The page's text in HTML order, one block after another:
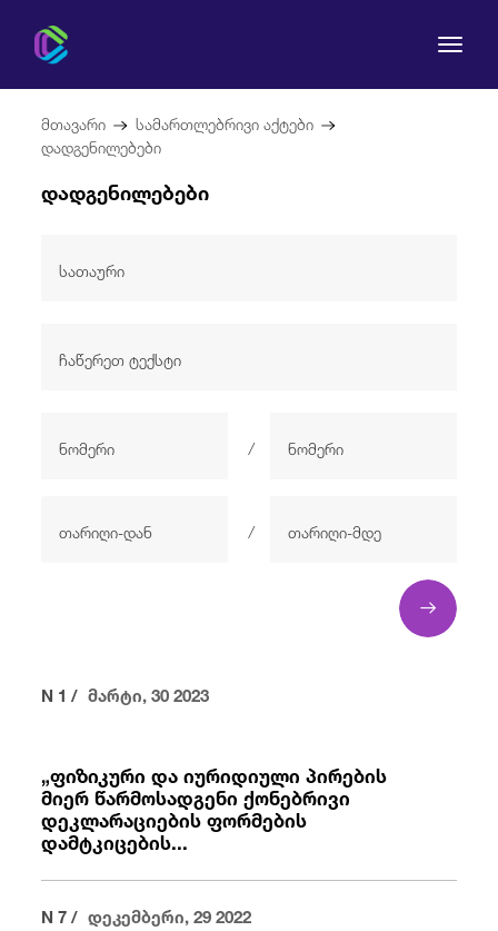
მომხმარებლის უფლებები
მთავარი სამართლებრივი აქტები
დადგენილებები
დადგენილებები
/
/
N 1 / მარტი, 30 2023
„ფიზიკური და იურიდიული პირების
მიერ წარმოსადგენი ქონებრივი
დეკლარაციების ფორმების
დამტკიცების...
N 7 / დეკემბერი, 29 2022